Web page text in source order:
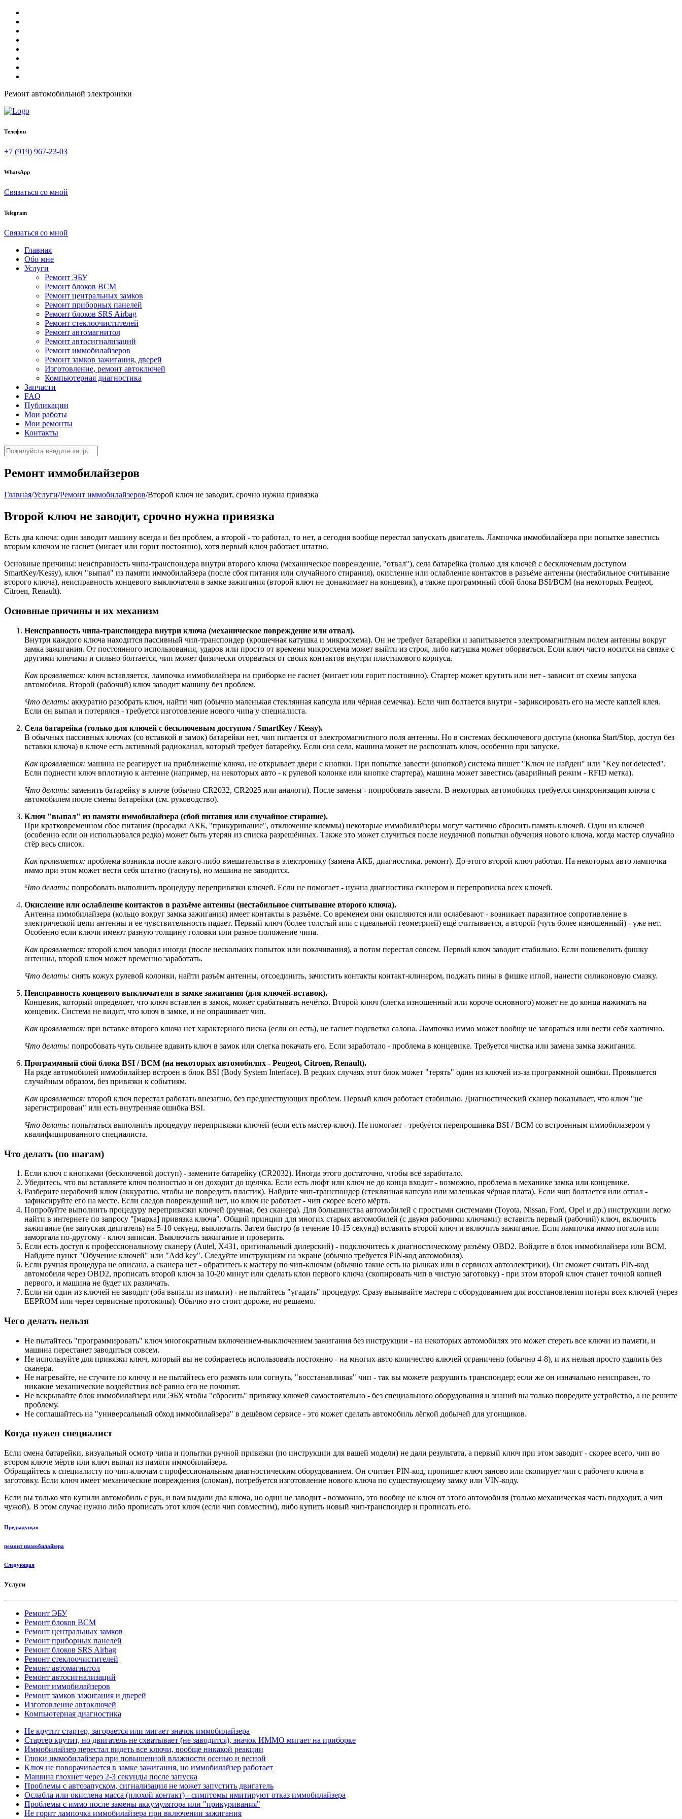
Ремонт автомобильной электроники
Телефон
+7 (919) 967-23-03
WhatsApp
Связаться со мной
Telegram
Связаться со мной
Главная
Обо мне
Услуги
Ремонт ЭБУ
Ремонт блоков BCМ
Ремонт центральных замков
Ремонт приборных панелей
Ремонт блоков SRS Airbag
Ремонт стеклоочистителей
Ремонт автомагнитол
Ремонт автосигнализаций
Ремонт иммобилайзеров
Ремонт замков зажигания, дверей
Изготовление, ремонт автоключей
Компьютерная диагностика
Запчасти
FAQ
Публикации
Мои работы
Мои ремонты
Контакты
Ремонт иммобилайзеров
Главная/Услуги/Ремонт иммобилайзеров/Второй ключ не заводит, срочно нужна привязка
Второй ключ не заводит, срочно нужна привязка
Есть два ключа: один заводит машину всегда и без проблем, а второй - то работал, то нет, а сегодня вообще перестал запускать двигатель. Лампочка иммобилайзера при попытке завестись
вторым ключом не гаснет (мигает или горит постоянно), хотя первый ключ работает штатно.
Основные причины: неисправность чипа-транспондера внутри второго ключа (механическое повреждение, "отвал"), села батарейка (только для ключей с бесключевым доступом
SmartKey/Kessy), ключ "выпал" из памяти иммобилайзера (после сбоя питания или случайного стирания), окисление или ослабление контактов в разъёме антенны (нестабильное считывание
второго ключа), неисправность концевого выключателя в замке зажигания (второй ключ не донажимает на концевик), а также программный сбой блока BSI/BCM (на некоторых Peugeot,
Citroen, Renault).
Основные причины и их механизм
Неисправность чипа-транспондера внутри ключа (механическое повреждение или отвал).
Внутри каждого ключа находится пассивный чип-транспондер (крошечная катушка и микросхема). Он не требует батарейки и запитывается электромагнитным полем антенны вокруг
замка зажигания. От постоянного использования, ударов или просто от времени микросхема может выйти из строя, либо катушка может оборваться. Если ключ часто носится на связке с
другими ключами и сильно болтается, чип может физически оторваться от своих контактов внутри пластикового корпуса.
Как проявляется: ключ вставляется, лампочка иммобилайзера на приборке не гаснет (мигает или горит постоянно). Стартер может крутить или нет - зависит от схемы запуска
автомобиля. Второй (рабочий) ключ заводит машину без проблем.
Что делать: аккуратно разобрать ключ, найти чип (обычно маленькая стеклянная капсула или чёрная семечка). Если чип болтается внутри - зафиксировать его на месте каплей клея.
Если он выпал и потерялся - требуется изготовление нового чипа у специалиста.
Села батарейка (только для ключей с бесключевым доступом / SmartKey / Kessy).
В обычных пассивных ключах (со вставкой в замок) батарейки нет, чип питается от электромагнитного поля антенны. Но в системах бесключевого доступа (кнопка Start/Stop, доступ без
вставки ключа) в ключе есть активный радиоканал, который требует батарейку. Если она села, машина может не распознать ключ, особенно при запуске.
Как проявляется: машина не реагирует на приближение ключа, не открывает двери с кнопки. При попытке завести (кнопкой) система пишет "Ключ не найден" или "Key not detected".
Если поднести ключ вплотную к антенне (например, на некоторых авто - к рулевой колонке или кнопке стартера), машина может завестись (аварийный режим - RFID метка).
Что делать: заменить батарейку в ключе (обычно CR2032, CR2025 или аналоги). После замены - попробовать завести. В некоторых автомобилях требуется синхронизация ключа с
автомобилем после смены батарейки (см. руководство).
Ключ "выпал" из памяти иммобилайзера (сбой питания или случайное стирание).
При кратковременном сбое питания (просадка АКБ, "прикуривание", отключение клеммы) некоторые иммобилайзеры могут частично сбросить память ключей. Один из ключей
(особенно если он использовался редко) может быть утерян из списка разрешённых. Также это может случиться после неудачной попытки обучения нового ключа, когда мастер случайно
стёр весь список.
Как проявляется: проблема возникла после какого-либо вмешательства в электронику (замена АКБ, диагностика, ремонт). До этого второй ключ работал. На некоторых авто лампочка
иммо при этом может вести себя штатно (гаснуть), но машина не заводится.
Что делать: попробовать выполнить процедуру перепривязки ключей. Если не помогает - нужна диагностика сканером и перепрописка всех ключей.
Окисление или ослабление контактов в разъёме антенны (нестабильное считывание второго ключа).
Антенна иммобилайзера (кольцо вокруг замка зажигания) имеет контакты в разъёме. Со временем они окисляются или ослабевают - возникает паразитное сопротивление в
электрической цепи антенны и ее чувствительность падает. Первый ключ (более толстый или с идеальной геометрией) ещё считывается, а второй (чуть более изношенный) - уже нет.
Особенно если ключи имеют разную толщину головки или разное положение чипа.
Как проявляется: второй ключ заводил иногда (после нескольких попыток или покачивания), а потом перестал совсем. Первый ключ заводит стабильно. Если пошевелить фишку
антенны, второй ключ может временно заработать.
Что делать: снять кожух рулевой колонки, найти разъём антенны, отсоединить, зачистить контакты контакт-клинером, поджать пины в фишке иглой, нанести силиконовую смазку.
Неисправность концевого выключателя в замке зажигания (для ключей-вставок).
Концевик, который определяет, что ключ вставлен в замок, может срабатывать нечётко. Второй ключ (слегка изношенный или короче основного) может не до конца нажимать на
концевик. Система не видит, что ключ в замке, и не опрашивает чип.
Как проявляется: при вставке второго ключа нет характерного писка (если он есть), не гаснет подсветка салона. Лампочка иммо может вообще не загораться или вести себя хаотично.
Что делать: попробовать чуть сильнее вдавить ключ в замок или слегка покачать его. Если заработало - проблема в концевике. Требуется чистка или замена замка зажигания.
Программный сбой блока BSI / BCM (на некоторых автомобилях - Peugeot, Citroen, Renault).
На ряде автомобилей иммобилайзер встроен в блок BSI (Body System Interface). В редких случаях этот блок может "терять" один из ключей из-за программной ошибки. Проявляется
случайным образом, без привязки к событиям.
Как проявляется: второй ключ перестал работать внезапно, без предшествующих проблем. Первый ключ работает стабильно. Диагностический сканер показывает, что ключ "не
зарегистрирован" или есть внутренняя ошибка BSI.
Что делать: попытаться выполнить процедуру перепривязки ключей (если есть мастер-ключ). Не помогает - требуется перепрошивка BSI / BCM со встроенным иммобилазером у
квалифицированного специалиста.
Что делать (по шагам)
Если ключ с кнопками (бесключевой доступ) - замените батарейку (CR2032). Иногда этого достаточно, чтобы всё заработало.
Убедитесь, что вы вставляете ключ полностью и он доходит до щелчка. Если есть люфт или ключ не до конца входит - возможно, проблема в механике замка или концевике.
Разберите нерабочий ключ (аккуратно, чтобы не повредить пластик). Найдите чип-транспондер (стеклянная капсула или маленькая чёрная плата). Если чип болтается или отпал -
зафиксируйте его на месте. Если следов повреждений нет, но ключ не работает - чип скорее всего мёртв.
Попробуйте выполнить процедуру перепривязки ключей (ручная, без сканера). Для большинства автомобилей с простыми системами (Toyota, Nissan, Ford, Opel и др.) инструкции легко
найти в интернете по запросу "[марка] привязка ключа". Общий принцип для многих старых автомобилей (с двумя рабочими ключами): вставить первый (рабочий) ключ, включить
зажигание (не запуская двигатель) на 5-10 секунд, выключить. Затем быстро (в течение 10-15 секунд) вставить второй ключ и включить зажигание. Если лампочка иммо погасла или
заморгала по-другому - ключ записан. Выключить зажигание и проверить.
Если есть доступ к профессиональному сканеру (Autel, X431, оригинальный дилерский) - подключитесь к диагностическому разъёму OBD2. Войдите в блок иммобилайзера или BCM.
Найдите пункт "Обучение ключей" или "Add key". Следуйте инструкциям на экране (обычно требуется PIN-код автомобиля).
Если ручная процедура не описана, а сканера нет - обратитесь к мастеру по чип-ключам (обычно такие есть на рынках или в сервисах автоэлектрики). Он сможет считать PIN-код
автомобиля через OBD2, прописать второй ключ за 10-20 минут или сделать клон первого ключа (скопировать чип в чистую заготовку) - при этом второй ключ станет точной копией
первого, и машина не будет их различать.
Если ни один из ключей не заводит (оба выпали из памяти) - не пытайтесь "угадать" процедуру. Сразу вызывайте мастера с оборудованием для восстановления потери всех ключей (через
EEPROM или через сервисные протоколы). Обычно это стоит дороже, но решаемо.
Чего делать нельзя
Не пытайтесь "программировать" ключ многократным включением-выключением зажигания без инструкции - на некоторых автомобилях это может стереть все ключи из памяти, и
машина перестанет заводиться совсем.
Не используйте для привязки ключ, который вы не собираетесь использовать постоянно - на многих авто количество ключей ограничено (обычно 4-8), и их нельзя просто удалить без
сканера.
Не нагревайте, не стучите по ключу и не пытайтесь его размять или согнуть, "восстанавливая" чип - так вы можете разрушить транспондер; если же он изначально неисправен, то
никакие механические воздействия всё равно его не починят.
Не вскрывайте блок иммобилайзера или ЭБУ, чтобы "сбросить" привязку ключей самостоятельно - без специального оборудования и знаний вы только повредите устройство, а не решите
проблему.
Не соглашайтесь на "универсальный обход иммобилайзера" в дешёвом сервисе - это может сделать автомобиль лёгкой добычей для угонщиков.
Когда нужен специалист
Если смена батарейки, визуальный осмотр чипа и попытки ручной привязки (по инструкции для вашей модели) не дали результата, а первый ключ при этом заводит - скорее всего, чип во
втором ключе мёртв или ключ выпал из памяти иммобилайзера.
Обращайтесь к специалисту по чип-ключам с профессиональным диагностическим оборудованием. Он считает PIN-код, пропишет ключ заново или скопирует чип с рабочего ключа в
заготовку. Если ключ имеет механические повреждения (сломан), потребуется изготовление нового ключа по существующему замку или VIN-коду.
Если вы только что купили автомобиль с рук, и вам выдали два ключа, но один не заводит - возможно, это вообще не ключ от этого автомобиля (только механическая часть подходит, а чип
чужой). В этом случае нужно либо прописать этот ключ (если чип совместим), либо купить новый чип-транспондер и прописать его.
Предыдущая
ремонт иммобилайзера
Следующая
Услуги
Ремонт ЭБУ
Ремонт блоков BCМ
Ремонт центральных замков
Ремонт приборных панелей
Ремонт блоков SRS Airbag
Ремонт стеклоочистителей
Ремонт автомагнитол
Ремонт автосигнализаций
Ремонт иммобилайзеров
Ремонт замков зажигания и дверей
Изготовление автоключей
Компьютерная диагностика
Не крутит стартер, загорается или мигает значок иммобилайзера
Стартер крутит, но двигатель не схватывает (не заводится), значок ИММО мигает на приборке
Иммобилайзер перестал видеть все ключи, вообще никакой реакции
Глюки иммобилайзера при повышенной влажности осенью и весной
Ключ не поворачивается в замке зажигания, но иммобилайзер работает
Машина глохнет через 2-3 секунды после запуска
Проблемы с автозапуском, сигнализация не может запустить двигатель
Ослабла или окислена масса (плохой контакт) - симптомы имитируют отказ иммобилайзера
Проблемы с иммо после замены аккумулятора или "прикуривания"
Не горит лампочка иммобилайзера при включении зажигания